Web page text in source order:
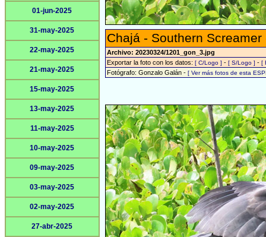
01-jun-2025
31-may-2025
22-may-2025
21-may-2025
15-may-2025
13-may-2025
11-may-2025
10-may-2025
09-may-2025
03-may-2025
02-may-2025
27-abr-2025
Chajá - Southern
Archivo: 20230324/1201_gon_3.jpg
Exportar la foto con los datos: [ C/Logo ] - [ S/Logo ] - [
Fotógrafo: Gonzalo Galán - [ Ver más fotos de esta